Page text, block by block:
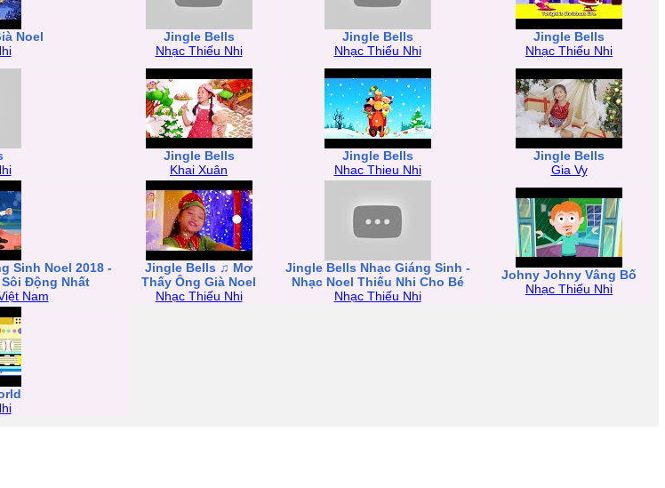
Noel
Jingle Bells
Nhạc Thiếu Nhi
Jingle Bells
Nhạc Thiếu Nhi
Jingle Bells
Nhạc Thiếu Nhi
Jingle Bells
Khai Xuân
Jingle Bells
Nhac Thieu Nhi
Jingle Bells
Gia Vy
Sinh Noel 2018 -
Động Nhất
Nam
Jingle Bells ♫ Mơ
Thấy Ông Già Noel
Nhạc Thiếu Nhi
Jingle Bells Nhạc Giáng Sinh -
Nhạc Noel Thiếu Nhi Cho Bé
Nhạc Thiếu Nhi
Johny Johny Vâng Bố
Nhạc Thiếu Nhi